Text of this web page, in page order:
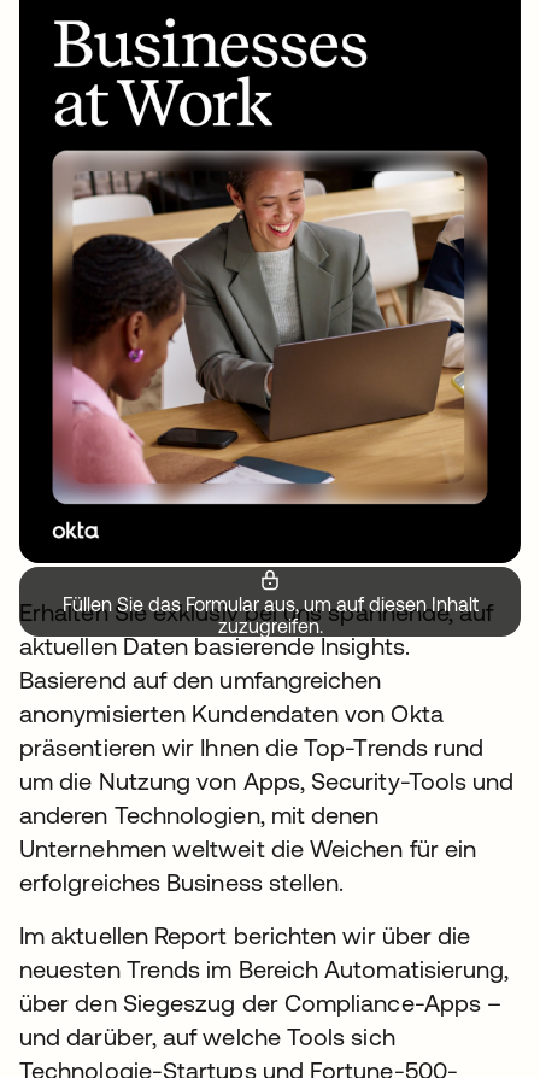
Füllen Sie das Formular aus, um auf diesen Inhalt
zuzugreifen.
Erhalten Sie exklusiv bei uns spannende, auf
aktuellen Daten basierende Insights.
Basierend auf den umfangreichen
anonymisierten Kundendaten von Okta
präsentieren wir Ihnen die Top-Trends rund
um die Nutzung von Apps, Security-Tools und
anderen Technologien, mit denen
Unternehmen weltweit die Weichen für ein
erfolgreiches Business stellen.
Im aktuellen Report berichten wir über die
neuesten Trends im Bereich Automatisierung,
über den Siegeszug der Compliance-Apps –
und darüber, auf welche Tools sich
Technologie-Startups und Fortune-500-